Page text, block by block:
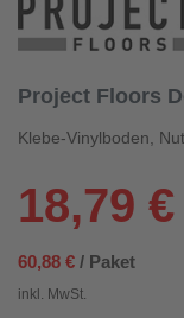
Project Floors
Klebe-Vinylboden,
18,79 €
60,88 € / Paket
inkl. MwSt.